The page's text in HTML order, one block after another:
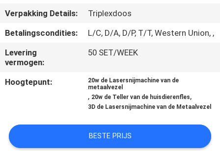
NEEM
CONTACT
ONS
OP
OFFERTE
AANVRAGEN
Verpakking Details:
Triplexdoos
Betalingscondities:
L/C, D/A, D/P, T/T, Western Union, ,
Levering
vermogen:
50 SET/WEEK
Hoogtepunt:
20w de Lasersnijmachine van de
metaalvezel
, 20w de Teller van de huisdierenfles,
3D de Lasersnijmachine van de Metaalvezel
BESTE PRIJS